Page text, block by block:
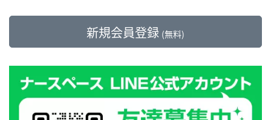
新規会員登録 (無料)